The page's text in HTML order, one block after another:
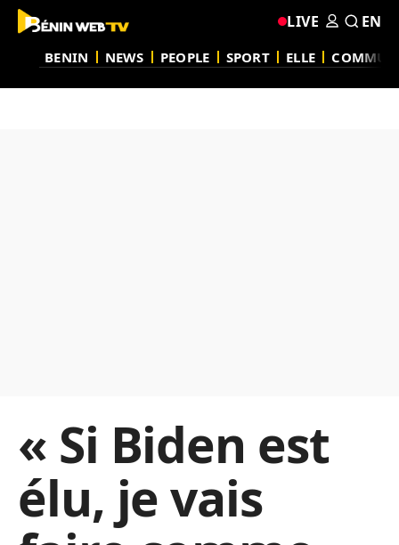
BENIN NEWS PEOPLE SPORT ELLE
LIVE EN
« Si Biden est
élu, je vais